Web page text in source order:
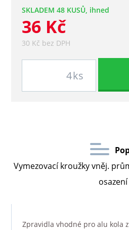
SKLADEM 48 KUSŮ, ihned
36 Kč
30 Kč bez DPH
ks
Vymezovací kroužky vněj.
osazení
Zpravidla vhodné pro alu kola